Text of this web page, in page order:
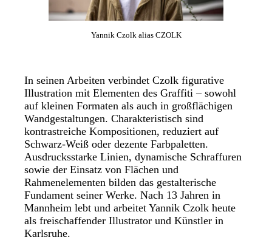
Yannik Czolk alias CZOLK
In seinen Arbeiten verbindet Czolk figurative
Illustration mit Elementen des Graffiti – sowohl
auf kleinen Formaten als auch in großflächigen
Wandgestaltungen. Charakteristisch sind
kontrastreiche Kompositionen, reduziert auf
Schwarz-Weiß oder dezente Farbpaletten.
Ausdrucksstarke Linien, dynamische Schraffuren
sowie der Einsatz von Flächen und
Rahmenelementen bilden das gestalterische
Fundament seiner Werke. Nach 13 Jahren in
Mannheim lebt und arbeitet Yannik Czolk heute
als freischaffender Illustrator und Künstler in
Karlsruhe.